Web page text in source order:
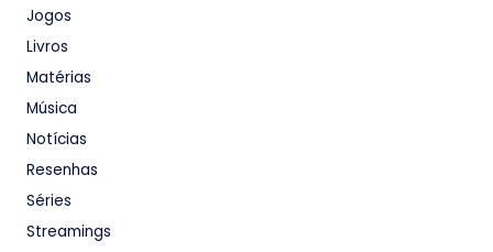
Jogos
Livros
Matérias
Música
Notícias
Resenhas
Séries
Streamings